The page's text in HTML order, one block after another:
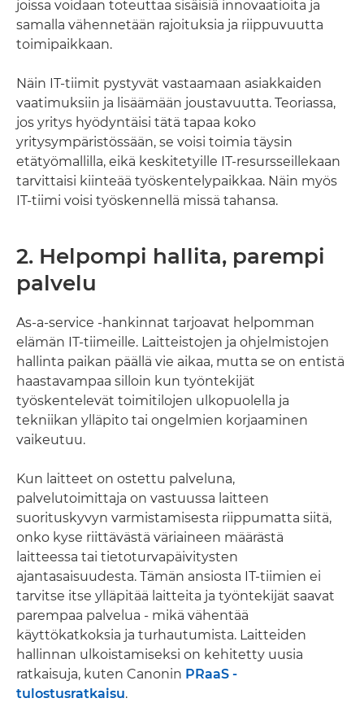
joissa voidaan toteuttaa sisäisiä innovaatioita ja
samalla vähennetään rajoituksia ja riippuvuutta
toimipaikkaan.
Näin IT-tiimit pystyvät vastaamaan asiakkaiden
vaatimuksiin ja lisäämään joustavuutta. Teoriassa,
jos yritys hyödyntäisi tätä tapaa koko
yritysympäristössään, se voisi toimia täysin
etätyömallilla, eikä keskitetyille IT-resursseillekaan
tarvittaisi kiinteää työskentelypaikkaa. Näin myös
IT-tiimi voisi työskennellä missä tahansa.
2. Helpompi hallita, parempi
palvelu
As-a-service -hankinnat tarjoavat helpomman
elämän IT-tiimeille. Laitteistojen ja ohjelmistojen
hallinta paikan päällä vie aikaa, mutta se on entistä
haastavampaa silloin kun työntekijät
työskentelevät toimitilojen ulkopuolella ja
tekniikan ylläpito tai ongelmien korjaaminen
vaikeutuu.
Kun laitteet on ostettu palveluna,
palvelutoimittaja on vastuussa laitteen
suorituskyvyn varmistamisesta riippumatta siitä,
onko kyse riittävästä väriaineen määrästä
laitteessa tai tietoturvapäivitysten
ajantasaisuudesta. Tämän ansiosta IT-tiimien ei
tarvitse itse ylläpitää laitteita ja työntekijät saavat
parempaa palvelua - mikä vähentää
käyttökatkoksia ja turhautumista. Laitteiden
hallinnan ulkoistamiseksi on kehitetty uusia
ratkaisuja, kuten Canonin PRaaS -
tulostusratkaisu.